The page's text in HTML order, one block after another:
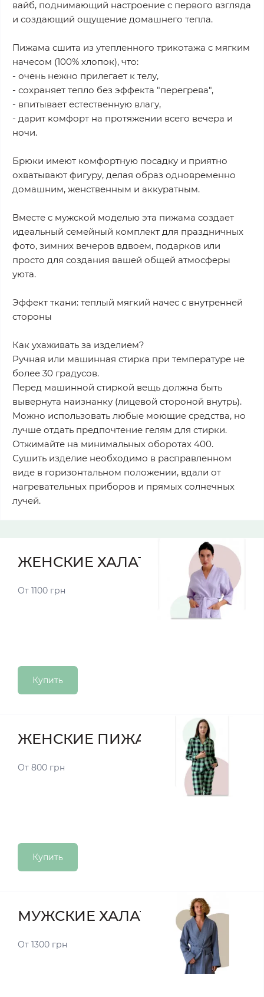
вайб, поднимающий настроение с первого взгляда
и создающий ощущение домашнего тепла.
Пижама сшита из утепленного трикотажа с мягким
начесом (100% хлопок), что:
- очень нежно прилегает к телу,
- сохраняет тепло без эффекта "перегрева",
- впитывает естественную влагу,
- дарит комфорт на протяжении всего вечера и
ночи.
Брюки имеют комфортную посадку и приятно
охватывают фигуру, делая образ одновременно
домашним, женственным и аккуратным.
Вместе с мужской моделью эта пижама создает
идеальный семейный комплект для праздничных
фото, зимних вечеров вдвоем, подарков или
просто для создания вашей общей атмосферы
уюта.
Эффект ткани: теплый мягкий начес с внутренней
стороны
Как ухаживать за изделием?
Ручная или машинная стирка при температуре не
более 30 градусов.
Перед машинной стиркой вещь должна быть
вывернута наизнанку (лицевой стороной внутрь).
Можно использовать любые моющие средства, но
лучше отдать предпочтение гелям для стирки.
Отжимайте на минимальных оборотах 400.
Сушить изделие необходимо в расправленном
виде в горизонтальном положении, вдали от
нагревательных приборов и прямых солнечных
лучей.
ЖЕНСКИЕ ХАЛАТЫ
От 1100 грн
Купить
ЖЕНСКИЕ ПИЖАМЫ
От 800 грн
Купить
МУЖСКИЕ ХАЛАТЫ
От 1300 грн